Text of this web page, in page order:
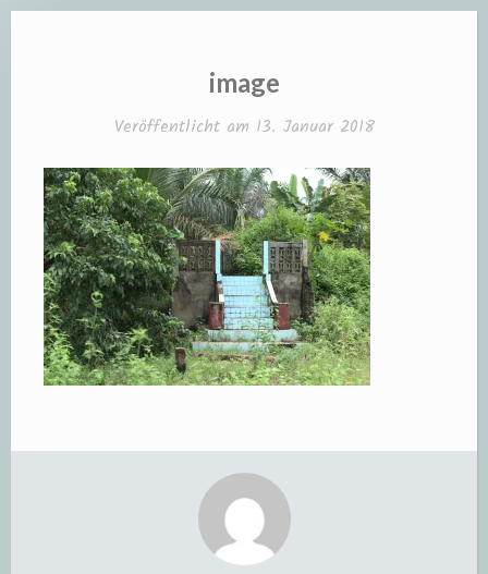
image
Veröffentlicht am 13. Januar 2018